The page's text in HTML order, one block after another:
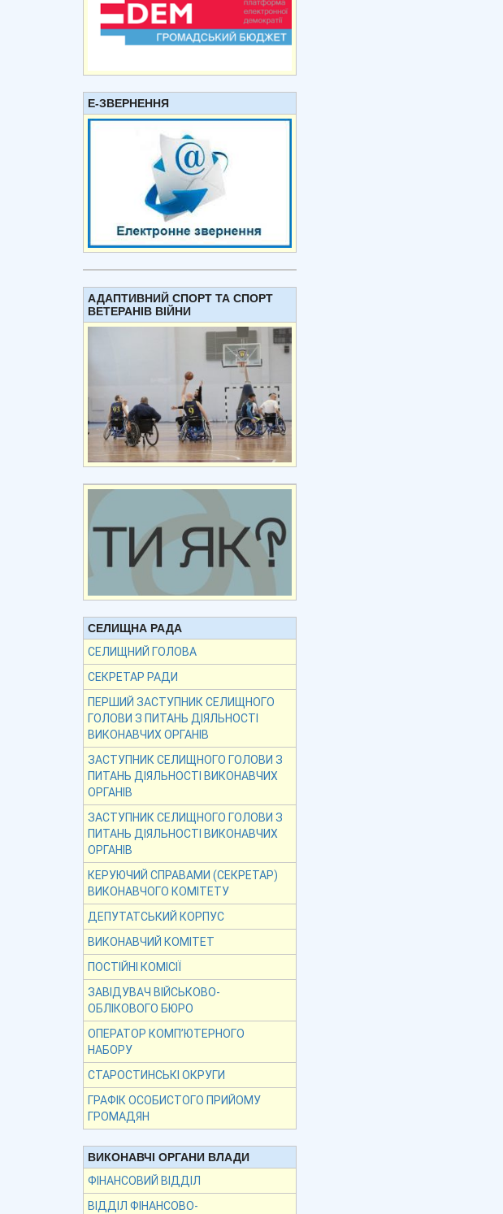
Е-ЗВЕРНЕННЯ
АДАПТИВНИЙ СПОРТ ТА СПОРТ
ВЕТЕРАНІВ ВІЙНИ
СЕЛИЩНА РАДА
СЕЛИЩНИЙ ГОЛОВА
СЕКРЕТАР РАДИ
ПЕРШИЙ ЗАСТУПНИК СЕЛИЩНОГО
ГОЛОВИ З ПИТАНЬ ДІЯЛЬНОСТІ
ВИКОНАВЧИХ ОРГАНІВ
ЗАСТУПНИК СЕЛИЩНОГО ГОЛОВИ З
ПИТАНЬ ДІЯЛЬНОСТІ ВИКОНАВЧИХ
ОРГАНІВ
ЗАСТУПНИК СЕЛИЩНОГО ГОЛОВИ З
ПИТАНЬ ДІЯЛЬНОСТІ ВИКОНАВЧИХ
ОРГАНІВ
КЕРУЮЧИЙ СПРАВАМИ (СЕКРЕТАР)
ВИКОНАВЧОГО КОМІТЕТУ
ДЕПУТАТСЬКИЙ КОРПУС
ВИКОНАВЧИЙ КОМІТЕТ
ПОСТІЙНІ КОМІСІЇ
ЗАВІДУВАЧ ВІЙСЬКОВО-
ОБЛІКОВОГО БЮРО
ОПЕРАТОР КОМП’ЮТЕРНОГО
НАБОРУ
СТАРОСТИНСЬКІ ОКРУГИ
ГРАФІК ОСОБИСТОГО ПРИЙОМУ
ГРОМАДЯН
ВИКОНАВЧІ ОРГАНИ ВЛАДИ
ФІНАНСОВИЙ ВІДДІЛ
ВІДДІЛ ФІНАНСОВО-